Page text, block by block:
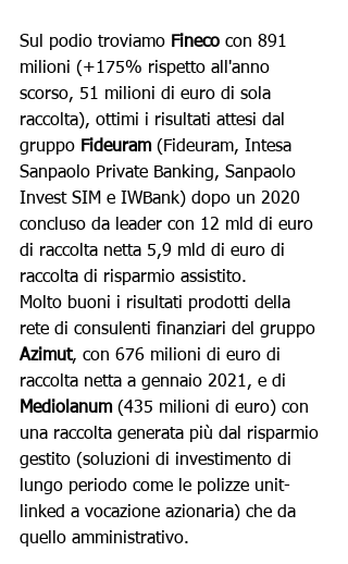
Sul podio troviamo Fineco con 891
milioni (+175% rispetto all'anno
scorso, 51 milioni di euro di sola
raccolta), ottimi i risultati attesi dal
gruppo Fideuram (Fideuram, Intesa
Sanpaolo Private Banking, Sanpaolo
Invest SIM e IWBank) dopo un 2020
concluso da leader con 12 mld di euro
di raccolta netta 5,9 mld di euro di
raccolta di risparmio assistito.
Molto buoni i risultati prodotti della
rete di consulenti finanziari del gruppo
Azimut, con 676 milioni di euro di
raccolta netta a gennaio 2021, e di
Mediolanum (435 milioni di euro) con
una raccolta generata più dal risparmio
gestito (soluzioni di investimento di
lungo periodo come le polizze unit-
linked a vocazione azionaria) che da
quello amministrativo.